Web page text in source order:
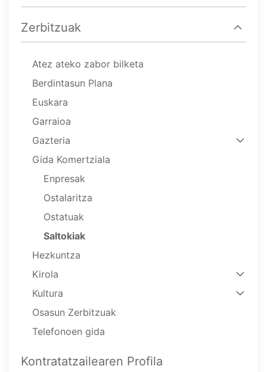
Zerbitzuak
Atez ateko zabor bilketa
Berdintasun Plana
Euskara
Garraioa
Gazteria
Gida Komertziala
Enpresak
Ostalaritza
Ostatuak
Saltokiak
Hezkuntza
Kirola
Kultura
Osasun Zerbitzuak
Telefonoen gida
Kontratatzailearen Profila